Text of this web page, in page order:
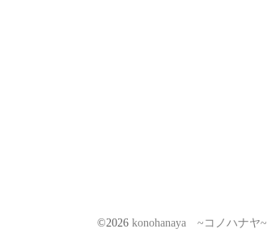
©2026 konohanaya ~コノハナヤ~